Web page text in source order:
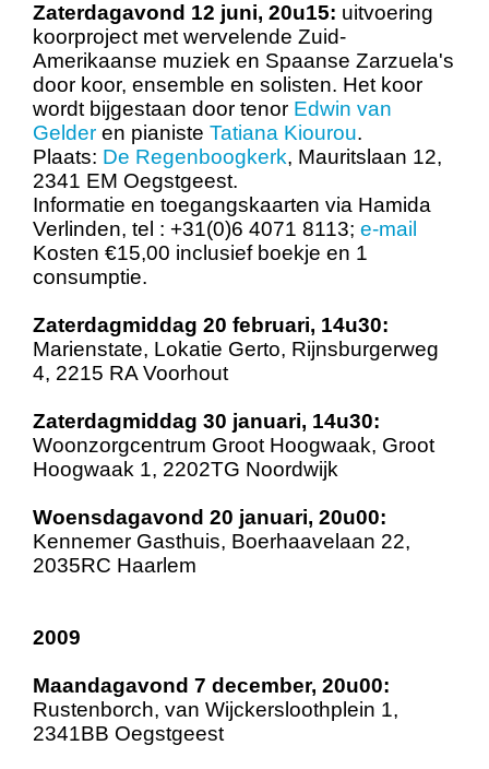
Zaterdagavond 12 juni, 20u15: uitvoering
koorproject met wervelende Zuid-
Amerikaanse muziek en Spaanse Zarzuela's
door koor, ensemble en solisten. Het koor
wordt bijgestaan door tenor Edwin van
Gelder en pianiste Tatiana Kiourou.
Plaats: De Regenboogkerk, Mauritslaan 12,
2341 EM Oegstgeest.
Informatie en toegangskaarten via Hamida
Verlinden, tel : +31(0)6 4071 8113; e-mail
Kosten €15,00 inclusief boekje en 1
consumptie.
Zaterdagmiddag 20 februari, 14u30:
Marienstate, Lokatie Gerto, Rijnsburgerweg
4, 2215 RA Voorhout
Zaterdagmiddag 30 januari, 14u30:
Woonzorgcentrum Groot Hoogwaak, Groot
Hoogwaak 1, 2202TG Noordwijk
Woensdagavond 20 januari, 20u00:
Kennemer Gasthuis, Boerhaavelaan 22,
2035RC Haarlem
2009
Maandagavond 7 december, 20u00:
Rustenborch, van Wijckersloothplein 1,
2341BB Oegstgeest